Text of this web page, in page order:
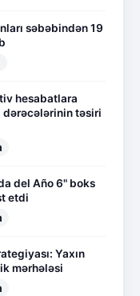
səbəbindən 19
hesabatlara
dərəcələrinin təsiri
del Año 6" boks
etdi
Yaxın
mərhələsi